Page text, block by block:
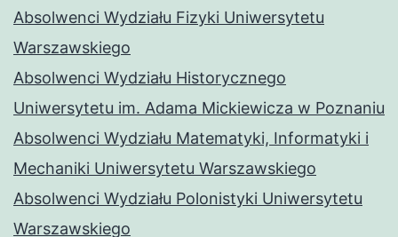
Absolwenci Wydziału Fizyki Uniwersytetu
Warszawskiego
Absolwenci Wydziału Historycznego
Uniwersytetu im. Adama Mickiewicza w Poznaniu
Absolwenci Wydziału Matematyki, Informatyki i
Mechaniki Uniwersytetu Warszawskiego
Absolwenci Wydziału Polonistyki Uniwersytetu
Warszawskiego